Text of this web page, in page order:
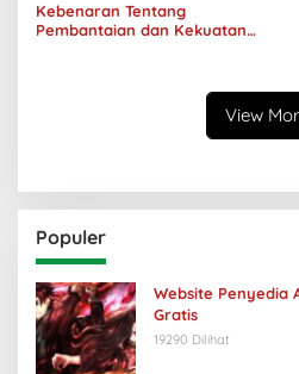
Kebenaran Tentang
Pembantaian dan Kekuatan
View
Populer
Website Penyedia
Gratis
19290 Dilihat